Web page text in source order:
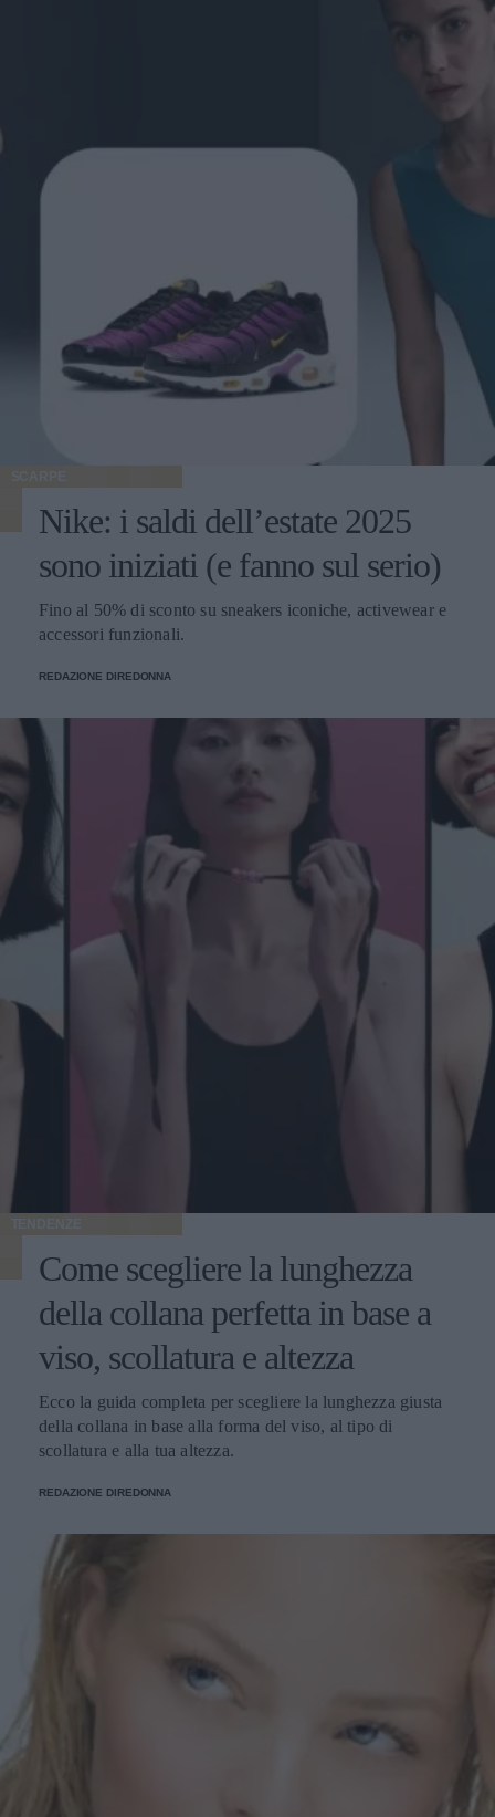
SCARPE
Nike: i saldi dell’estate 2025
sono iniziati (e fanno sul serio)
Fino al 50% di sconto su sneakers iconiche, activewear e
accessori funzionali.
REDAZIONE DIREDONNA
TENDENZE
Come scegliere la lunghezza
della collana perfetta in base a
viso, scollatura e altezza
Ecco la guida completa per scegliere la lunghezza giusta
della collana in base alla forma del viso, al tipo di
scollatura e alla tua altezza.
REDAZIONE DIREDONNA